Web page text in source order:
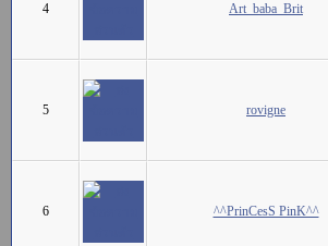
4 Art_baba_Brit
5 rovigne
6 ^^PrinCesS PinK^^